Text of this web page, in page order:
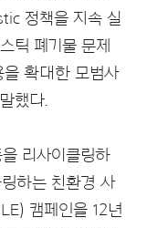
정책을 지속 실
틱 폐기물 문제
을 확대한 모범사
했다.
리사이클링하
하는 친환경 사
캠페인을 12년